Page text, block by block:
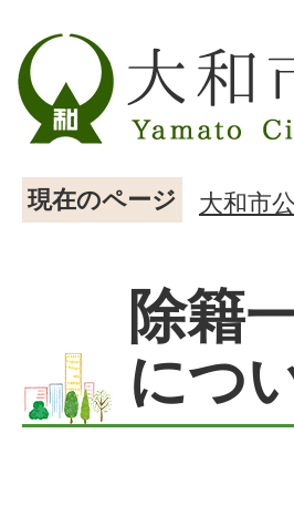
現在のページ 大和市
除籍
につ